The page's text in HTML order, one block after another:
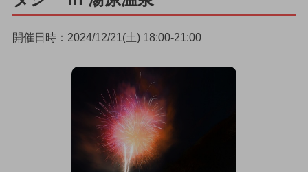
開催日時：2024/12/21(土) 18:00-21:00